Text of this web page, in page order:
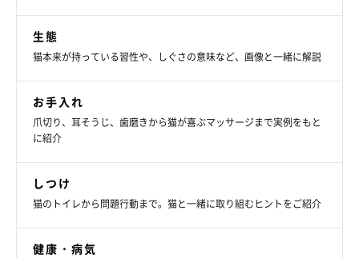
大きな音
生態
猫本来が持っている習性や、しぐさの意味など、画像と一緒に解説
お手入れ
爪切り、耳そうじ、歯磨きから猫が喜ぶマッサージまで実例をもと
に紹介
しつけ
猫のトイレから問題行動まで。猫と一緒に取り組むヒントをご紹介
健康・病気